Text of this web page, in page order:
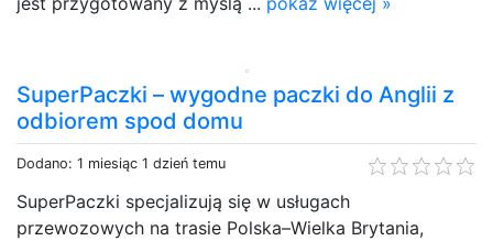
SuperPaczki – wygodne paczki do Anglii z
odbiorem spod domu
Dodano: 1 miesiąc 1 dzień temu
SuperPaczki specjalizują się w usługach
przewozowych na trasie Polska–Wielka Brytania,